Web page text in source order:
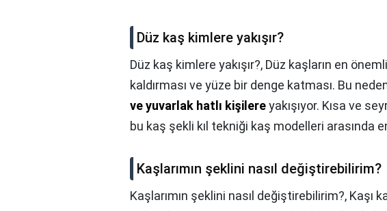
Düz kaş kimlere yakışır?
Düz kaş kimlere yakışır?, Düz kaşların en
kaldırması ve yüze bir denge katması. Bu
ve yuvarlak hatlı kişilereyakışıyor. Kısa ve
bu kaş şekli kıl tekniği kaş modelleri arasında
Kaşlarımın şeklini nasıl değiştirebilirim?
Kaşlarımın şeklini nasıl değiştirebilirim?, Kaşı